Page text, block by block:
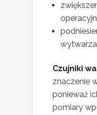
Czujniki
znaczenie
ponieważ
pomiary